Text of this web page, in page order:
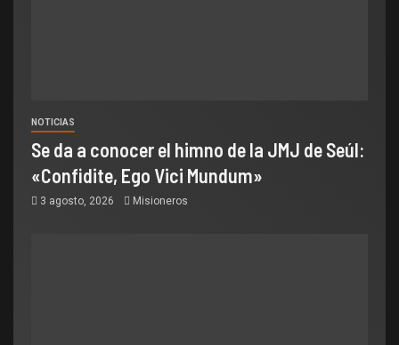
NOTICIAS
Se da a conocer el himno de la JMJ de Seúl:
«Confidite, Ego Vici Mundum»
3 agosto, 2026 Misioneros